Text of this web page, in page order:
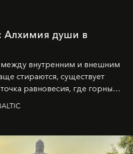
Алхимия души в
внутренним и внешним
стираются, существует
равновесия, где горные
с бездонными
души. Здесь, на стыке
чей путь от поиска
искусство превращения